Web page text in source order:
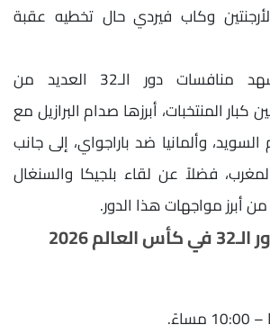
وكاب فيردي حال تخطيه عقبة
وفي المقابل، تشهد منافسات دور الـ32 العديد من
كبار المنتخبات، أبرزها صدام البرازيل مع
السويد، وألمانيا ضد باراجواي، إلى جانب
فضلاً عن لقاء بلجيكا والسنغال
أبرز مواجهات هذا الدور.
2026